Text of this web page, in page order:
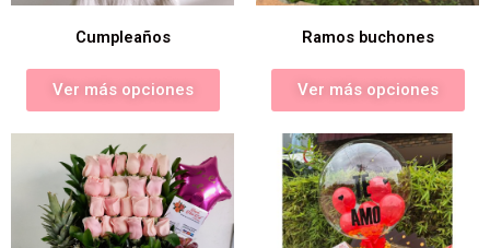
Cumpleaños
Ver más opciones
Ramos buchones
Ver más opciones